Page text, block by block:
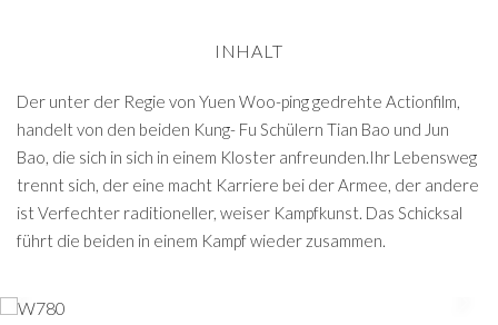
INHALT
Der unter der Regie von Yuen Woo-ping gedrehte Actionfilm,
handelt von den beiden Kung- Fu Schülern Tian Bao und Jun
Bao, die sich in sich in einem Kloster anfreunden.Ihr Lebensweg
trennt sich, der eine macht Karriere bei der Armee, der andere
ist Verfechter raditioneller, weiser Kampfkunst. Das Schicksal
führt die beiden in einem Kampf wieder zusammen.